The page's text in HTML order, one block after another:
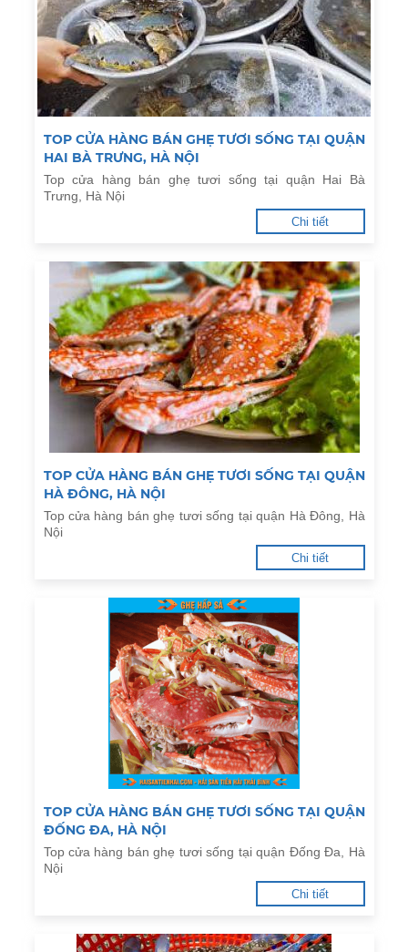
TOP CỬA HÀNG BÁN GHẸ TƯƠI SỐNG TẠI QUẬN
HAI BÀ TRƯNG, HÀ NỘI
Top cửa hàng bán ghẹ tươi sống tại quận Hai Bà
Trưng, Hà Nội
Chi tiết
TOP CỬA HÀNG BÁN GHẸ TƯƠI SỐNG TẠI QUẬN
HÀ ĐÔNG, HÀ NỘI
Top cửa hàng bán ghẹ tươi sống tại quận Hà Đông, Hà
Nội
Chi tiết
TOP CỬA HÀNG BÁN GHẸ TƯƠI SỐNG TẠI QUẬN
ĐỐNG ĐA, HÀ NỘI
Top cửa hàng bán ghẹ tươi sống tại quận Đống Đa, Hà
Nội
Chi tiết